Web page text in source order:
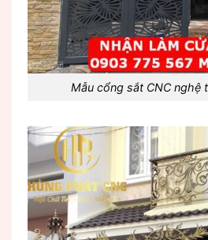
Mẫu cổng sắt CNC nghệ